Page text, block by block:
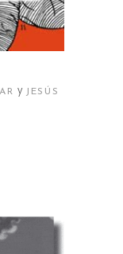
y
JESÚS